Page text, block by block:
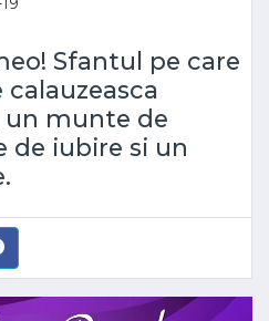
Sfantul pe care
un munte de
de iubire si un